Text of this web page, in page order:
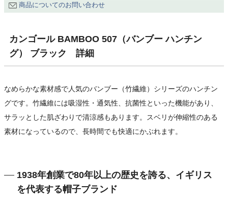
商品についてのお問い合わせ
カンゴール BAMBOO 507（バンブー ハンチン
グ） ブラック 詳細
なめらかな素材感で人気のバンブー（竹繊維）シリーズのハンチン
グです。竹繊維には吸湿性・通気性、抗菌性といった機能があり、
サラッとした肌ざわりで清涼感もあります。スベリが伸縮性のある
素材になっているので、長時間でも快適にかぶれます。
1938年創業で80年以上の歴史を誇る、イギリス
を代表する帽子ブランド